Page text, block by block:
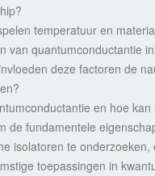
temperatuur en
van quantumconductantie
deze factoren de
en hoe kan
de fundamentele
isolatoren te
toepassingen in